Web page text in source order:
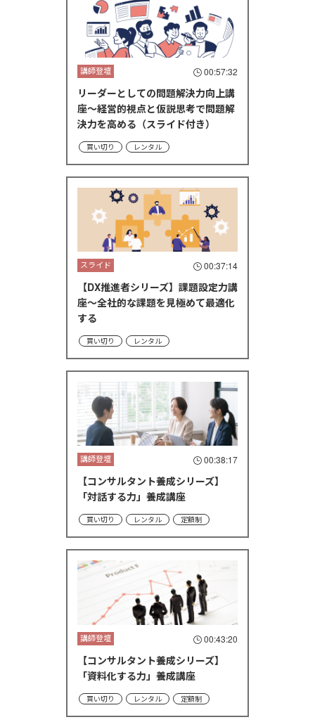
講師登壇 00:57:32
リーダーとしての問題解決力向上講
座～経営的視点と仮説思考で問題解
決力を高める（スライド付き）
買い切り レンタル
スライド 00:37:14
【DX推進者シリーズ】課題設定力講
座～全社的な課題を見極めて最適化
する
買い切り レンタル
講師登壇 00:38:17
【コンサルタント養成シリーズ】
「対話する力」養成講座
買い切り レンタル 定額制
講師登壇 00:43:20
【コンサルタント養成シリーズ】
「資料化する力」養成講座
買い切り レンタル 定額制